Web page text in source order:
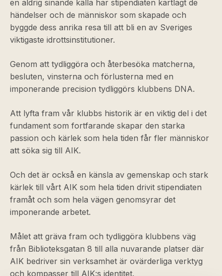
en aldrig sinande källa har stipendiaten kartlagt de
händelser och de människor som skapade och
byggde dess anrika resa till att bli en av Sveriges
viktigaste idrottsinstitutioner.
Genom att tydliggöra och återbesöka matcherna,
besluten, vinsterna och förlusterna med en
imponerande precision tydliggörs klubbens DNA.
Att lyfta fram vår klubbs historik är en viktig del i det
fundament som fortfarande skapar den starka
passion och kärlek som hela tiden får fler människor
att söka sig till AIK.
Och det är också en känsla av gemenskap och stark
kärlek till vårt AIK som hela tiden drivit stipendiaten
framåt och som hela vägen genomsyrar det
imponerande arbetet.
Målet att gräva fram och tydliggöra klubbens väg
från Biblioteksgatan 8 till alla nuvarande platser där
AIK bedriver sin verksamhet är ovärderliga verktyg
och kompasser till AIK:s identitet.